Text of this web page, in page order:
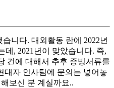
니다. 대외활동 란에 2022년
데, 2021년이 맞았습니다. 즉,
건에 대해서 추후 증빙서류를
대자 인사팀에 문의는 넣어놓
보신 분 계실까요..